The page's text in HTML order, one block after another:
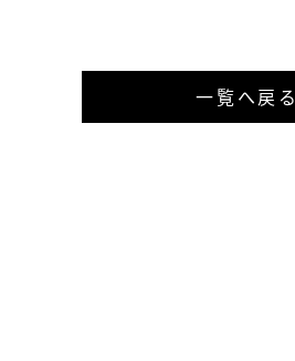
一覧へ戻る